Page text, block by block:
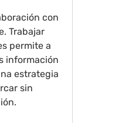
con
Trabajar
permite a
información
estrategia
sin